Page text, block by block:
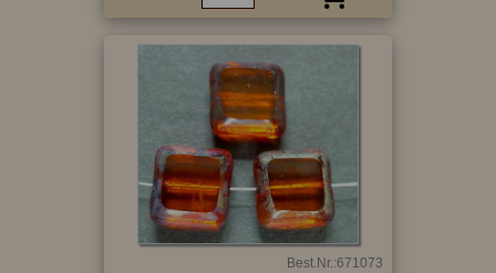
Best.Nr.:671073